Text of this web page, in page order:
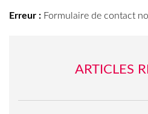
Erreur : Formulaire de contact
ARTICLES